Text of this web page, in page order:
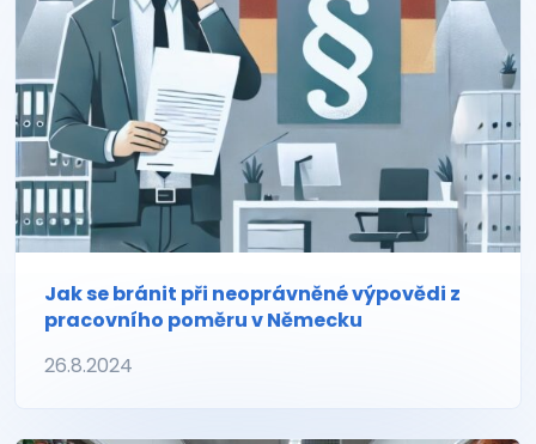
Jak se bránit při neoprávněné výpovědi z
pracovního poměru v Německu
26.8.2024